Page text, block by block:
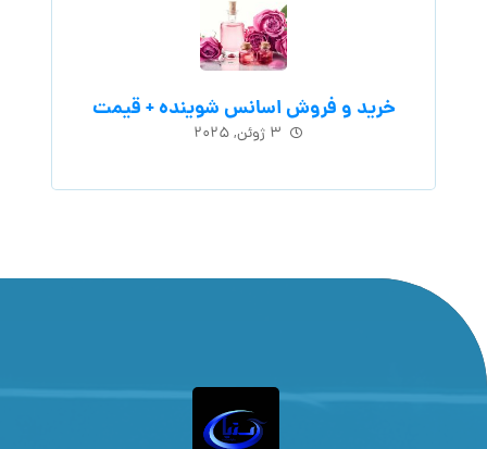
خرید و فروش اسانس شوینده + قیمت
۳ ژوئن, ۲۰۲۵